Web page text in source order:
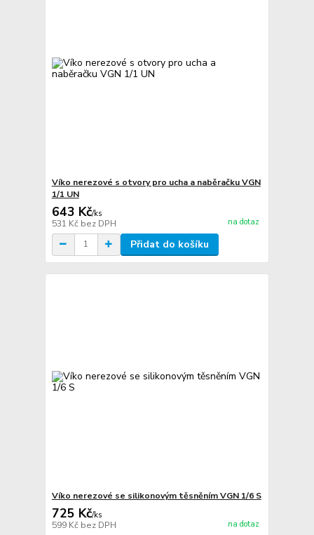
Víko nerezové s otvory pro ucha a naběračku VGN
1/1 UN
643 Kč/ks
531 Kč bez DPH na dotaz
Přidat do košíku
Víko nerezové se silikonovým těsněním VGN 1/6 S
725 Kč/ks
599 Kč bez DPH na dotaz